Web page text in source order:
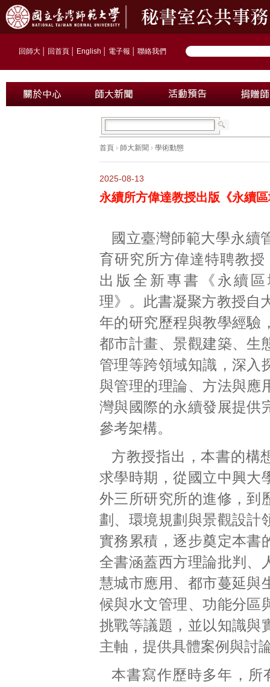
回師大 回首頁 English 電子報 聯絡我們
首頁 › 師大新聞 › 學術動態
2025-08-13
永續所方偉達教授出版《永續
國立臺灣師範大學永續
育研究所方偉達特聘教授
出版全新專書《永續
理》。此書凝聚方教授自
年的研究歷程與教學經驗
都市計畫、景觀建築、生
管理等跨領域知識，深入
與管理的理論、方法與應
灣與國際的永續發展提供
參考架構。
方教授指出，本書的構
求學時期，從國立中興大
外三所研究所的進修，到
劃、環境規劃與景觀設計
實務累積，逐步奠定本書
全書涵蓋西方理論批判、
慧城市應用、都市蔓延與
候與水文管理、功能分區
挑戰等議題，並以知識與
主軸，提供具體案例與討
本書寫作歷時多年，所